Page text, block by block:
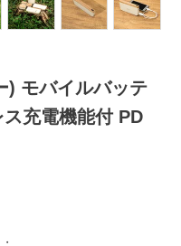
) モバイルバッテ
充電機能付 PD